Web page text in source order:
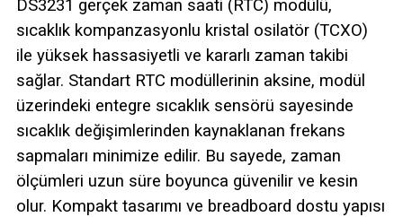
DS3231 gerçek zaman saati (RTC) modülü,
sıcaklık kompanzasyonlu kristal osilatör (TCXO)
ile yüksek hassasiyetli ve kararlı zaman takibi
sağlar. Standart RTC modüllerinin aksine, modül
üzerindeki entegre sıcaklık sensörü sayesinde
sıcaklık değişimlerinden kaynaklanan frekans
sapmaları minimize edilir. Bu sayede, zaman
ölçümleri uzun süre boyunca güvenilir ve kesin
olur. Kompakt tasarımı ve breadboard dostu yapısı